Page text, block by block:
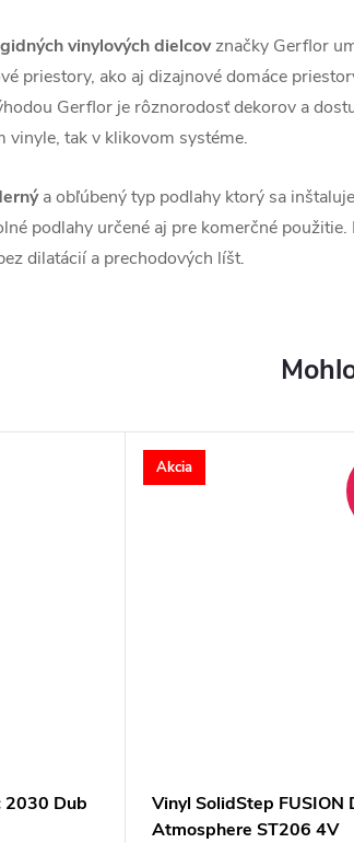
vinylových dielcovznačky Gerflor
priestory, ako aj dizajnové domáce
Gerflor je rôznorodosť dekorov a
vinyle, tak v klikovom systéme.
a obľúbený typ podlahy ktorý sa
podlahy určené aj pre komerčné použitie.
dilatácií a prechodových líšt.
2030 Dub
Akcia
Vinyl SolidStep FUSION
Atmosphere ST206 4V